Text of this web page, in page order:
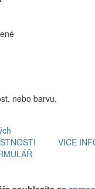
nebo barvu.
VICE